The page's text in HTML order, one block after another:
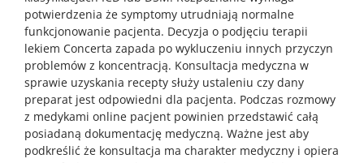
potwierdzenia że symptomy utrudniają normalne
funkcjonowanie pacjenta. Decyzja o podjęciu terapii
lekiem Concerta zapada po wykluczeniu innych przyczyn
problemów z koncentracją. Konsultacja medyczna w
sprawie uzyskania recepty służy ustaleniu czy dany
preparat jest odpowiedni dla pacjenta. Podczas rozmowy
z medykami online pacjent powinien przedstawić całą
posiadaną dokumentację medyczną. Ważne jest aby
podkreślić że konsultacja ma charakter medyczny i opiera